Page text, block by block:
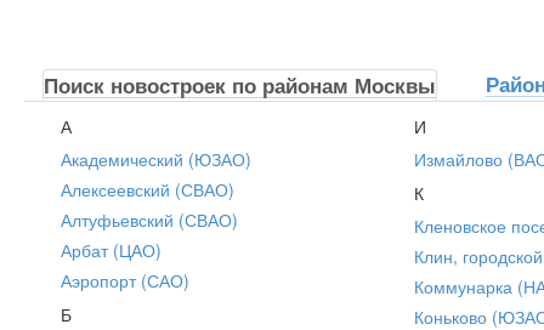
Поиск новостроек по районам Москвы
А
Академический (ЮЗАО)
Алексеевский (СВАО)
Алтуфьевский (СВАО)
Арбат (ЦАО)
Аэропорт (САО)
Б
И
Измайлово
К
Кленовское
Клин,
Коммунарка
Коньково